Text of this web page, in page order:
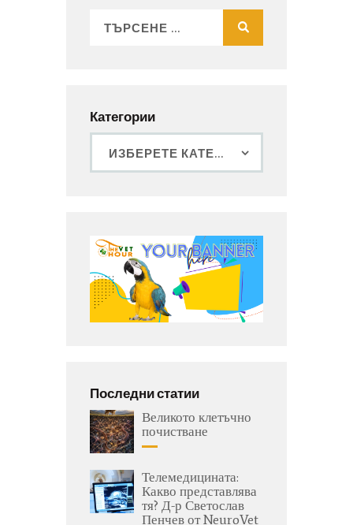
Категории
Последни статии
Великото клетъчно
почистване
Телемедицината:
Какво представлява
тя? Д-р Светослав
Пенчев от NeuroVet